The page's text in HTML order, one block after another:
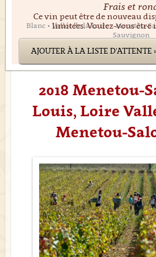
Frais et
Blanc • Vallée de la Loire • Menetou-
Sauvignon
Ce vin peut être de nouveau
limitées. Voulez-vous
AJOUTER À LA LISTE D'ATTENTE
2018 Menetou-
Louis, Loire
Menetou-